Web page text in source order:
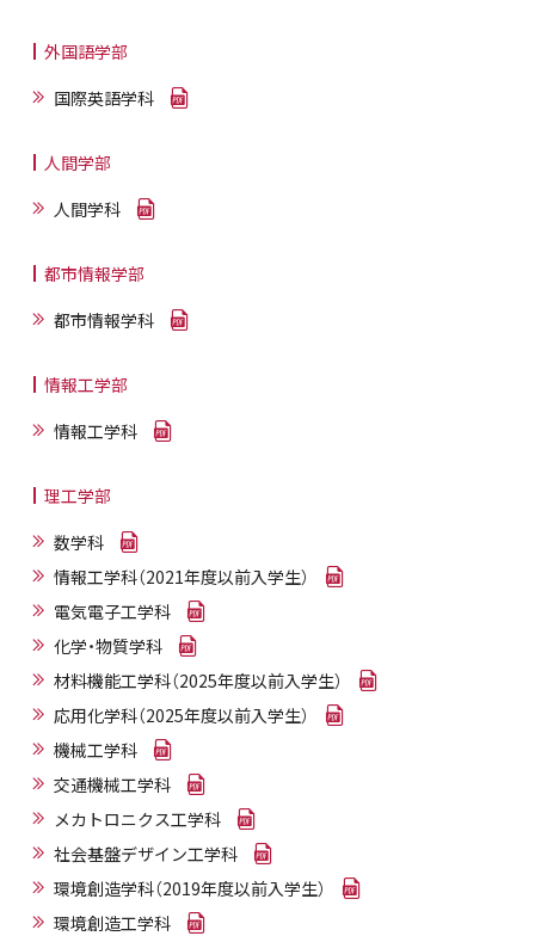
外国語学部
国際英語学科
人間学部
人間学科
都市情報学部
都市情報学科
情報工学部
情報工学科
理工学部
数学科
情報工学科（2021年度以前入学生）
電気電子工学科
化学・物質学科
材料機能工学科（2025年度以前入学生）
応用化学科（2025年度以前入学生）
機械工学科
交通機械工学科
メカトロニクス工学科
社会基盤デザイン工学科
環境創造学科（2019年度以前入学生）
環境創造工学科